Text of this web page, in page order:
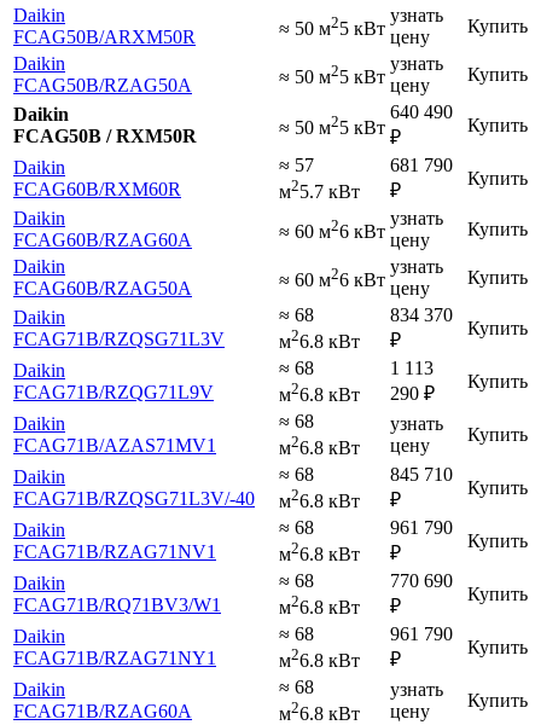
Daikin
FCAG50B/ARXM50R ≈ 50 м25 кВт
узнать
цену
Купить
Daikin
FCAG50B/RZAG50A ≈ 50 м25 кВт
узнать
цену
Купить
Daikin
FCAG50B / RXM50R
≈ 50 м25 кВт
640 490
₽
Купить
Daikin
FCAG60B/RXM60R
≈ 57
м25.7 кВт
681 790
₽
Купить
Daikin
FCAG60B/RZAG60A ≈ 60 м26 кВт
узнать
цену
Купить
Daikin
FCAG60B/RZAG50A ≈ 60 м26 кВт
узнать
цену
Купить
Daikin
FCAG71B/RZQSG71L3V
≈ 68
м26.8 кВт
834 370
₽
Купить
Daikin
FCAG71B/RZQG71L9V
≈ 68
м26.8 кВт
1 113
290 ₽
Купить
Daikin
FCAG71B/AZAS71MV1
≈ 68
м26.8 кВт
узнать
цену
Купить
Daikin
FCAG71B/RZQSG71L3V/-40
≈ 68
м26.8 кВт
845 710
₽
Купить
Daikin
FCAG71B/RZAG71NV1
≈ 68
м26.8 кВт
961 790
₽
Купить
Daikin
FCAG71B/RQ71BV3/W1
≈ 68
м26.8 кВт
770 690
₽
Купить
Daikin
FCAG71B/RZAG71NY1
≈ 68
м26.8 кВт
961 790
₽
Купить
Daikin
FCAG71B/RZAG60A
≈ 68
м26.8 кВт
узнать
цену
Купить